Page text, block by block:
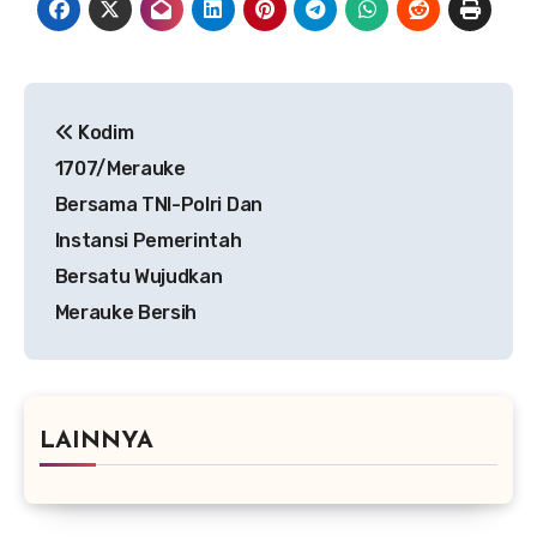
pos
Kodim
1707/Merauke
Bersama TNI-Polri Dan
Instansi Pemerintah
Bersatu Wujudkan
Merauke Bersih
LAINNYA